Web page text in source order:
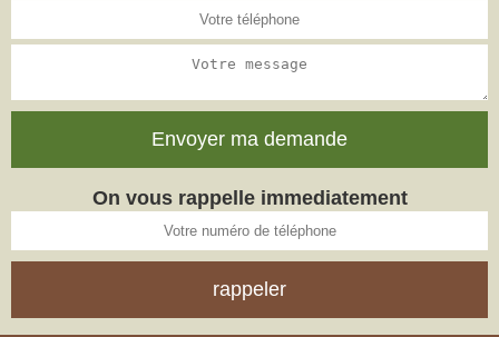
On vous rappelle immediatement